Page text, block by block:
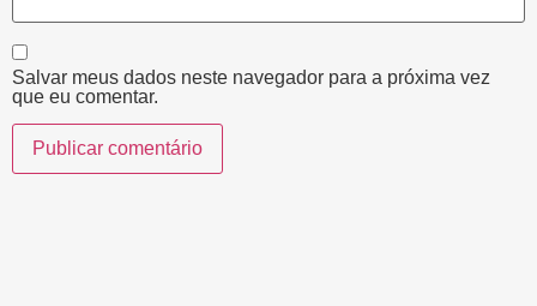
Salvar meus dados neste navegador para a próxima vez
que eu comentar.